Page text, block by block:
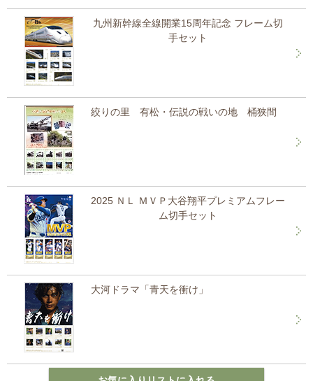
九州新幹線全線開業15周年記念 フレーム切
手セット
絞りの里 有松・伝説の戦いの地 桶狭間
2025 ＮＬ ＭＶＰ大谷翔平プレミアムフレー
ム切手セット
大河ドラマ「青天を衝け」